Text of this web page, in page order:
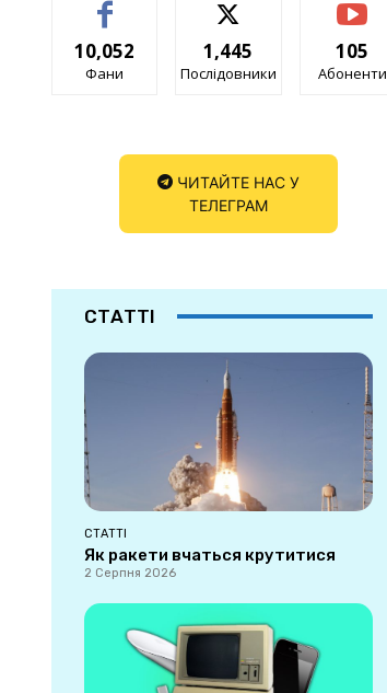
10,052
Фани
1,445
Послідовники
105
Абоненти
ЧИТАЙТЕ НАС У
ТЕЛЕГРАМ
СТАТТІ
СТАТТІ
Як ракети вчаться крутитися
2 Серпня 2026